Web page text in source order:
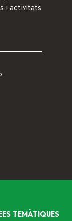
i activitats
TEMÀTIQUES